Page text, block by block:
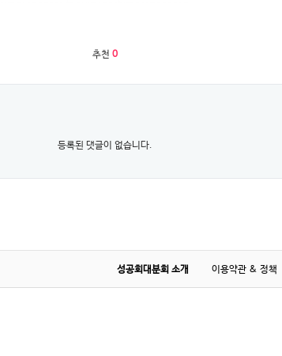
추천 0
등록된 댓글이 없습니다.
성공회대분회 소개 이용약관 & 정책